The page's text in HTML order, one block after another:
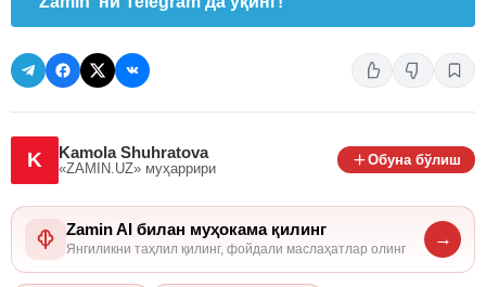
K Kamola Shuhratova
«ZAMIN.UZ» муҳаррири
Обуна бўлиш
Zamin AI билан муҳокама қилинг
Янгиликни таҳлил қилинг, фойдали маслаҳатлар олинг
→